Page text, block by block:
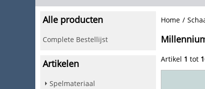
Alle producten
Complete Bestellijst
Artikelen
Spelmateriaal
Home /
Artikel 1 tot